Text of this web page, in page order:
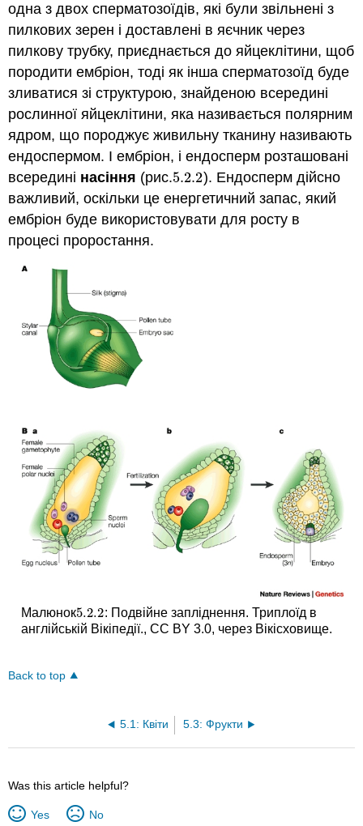
одна з двох сперматозоїдів, які були звільнені з
пилкових зерен і доставлені в яєчник через
пилкову трубку, приєднається до яйцеклітини, щоб
породити ембріон, тоді як інша сперматозоїд буде
зливатися зі структурою, знайденою всередині
рослинної яйцеклітини, яка називається полярним
ядром, що породжує живильну тканину називають
ендоспермом. І ембріон, і ендосперм розташовані
всередині насіння (рис.5.2.2
5.2.2). Ендосперм дійсно
важливий, оскільки це енергетичний запас, який
ембріон буде використовувати для росту в
процесі проростання.
Малюнок5.2.2
5.2.2: Подвійне запліднення. Триплоїд в
англійській Вікіпедії., CC BY 3.0, через Вікісховище.
Back to top
5.1: Квіти 5.3: Фрукти
Was this article helpful?
Yes No